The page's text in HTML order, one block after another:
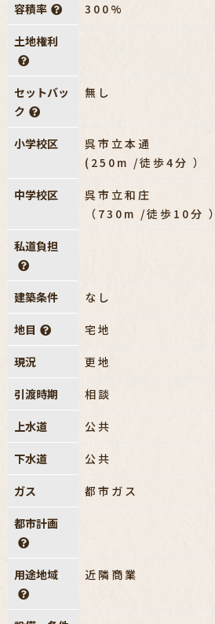
容積率 300%
土地権利
セットバッ
ク
無し
小学校区
呉市立本通
(250m /徒歩4分 ）
中学校区
呉市立和庄
（730m /徒歩10分 ）
私道負担
建築条件 なし
地目 宅地
現況 更地
引渡時期 相談
上水道 公共
下水道 公共
ガス 都市ガス
都市計画
用途地域 近隣商業